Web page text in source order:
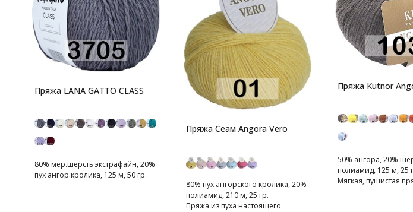
Пряжа LANA GATTO CLASS
80% мер.шерсть экстрафайн, 20%
пух ангор.кролика, 125 м, 50 гр.
Пряжа Сеам Angora Vero
80% пух ангорского кролика, 20%
полиамид, 210 м, 25 гр.
Пряжа из пуха настоящего
Пряжа Kutnor
50% ангора, 20%
полиамид, 125 м, 25
Мягкая, пушистая